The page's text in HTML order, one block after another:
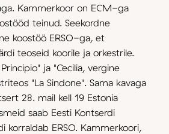
Kammerkoor on ECM-ga
teinud. Seekordne
koostöö ERSO-ga, et
teoseid koorile ja orkestrile.
ja "Cecilia, vergine
"La Sindone". Sama kavaga
28. mail kell 19 Estonia
saab Eesti Kontserdi
korraldab ERSO. Kammerkoori,